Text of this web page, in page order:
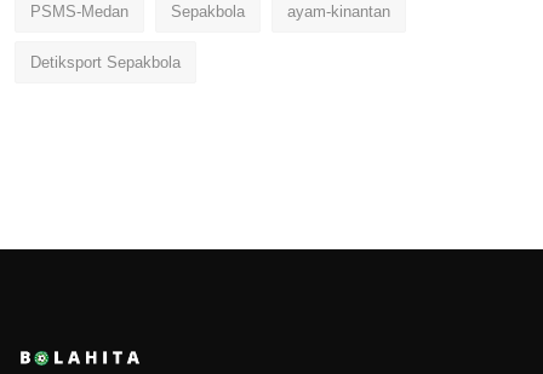
PSMS-Medan Sepakbola ayam-kinantan
Detiksport Sepakbola